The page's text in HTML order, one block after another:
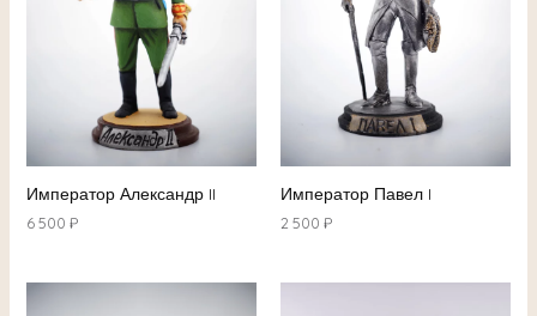
Император Александр II
6 500 ₽
Император Павел I
2 500 ₽